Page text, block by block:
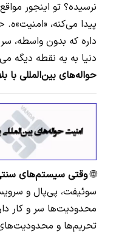
نرسیده؟ تو اینجور
پیدا می‌کنه، «امنیت»ه.
داره که بدون واسطه،
دنیا به یه نقطه دیگه
حواله‌های بین‌المللی با
🌐وقتی سیستم‌های
سوئیفت، پی‌پال و
محدودیت‌ها سر و کار
تحریم‌ها و